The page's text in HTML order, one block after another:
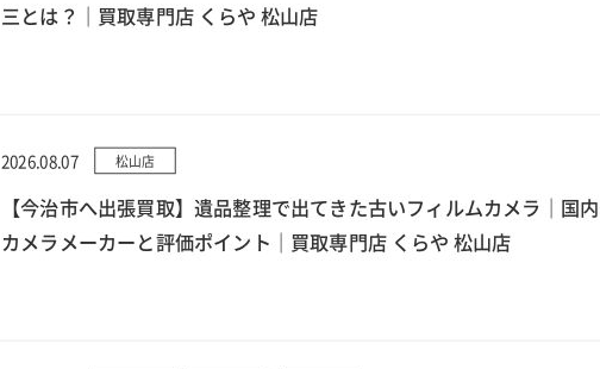
三とは？｜買取専門店 くらや 松山店
2026.08.07 松山店
【今治市へ出張買取】遺品整理で出てきた古いフィルムカメラ｜国内
カメラメーカーと評価ポイント｜買取専門店 くらや 松山店